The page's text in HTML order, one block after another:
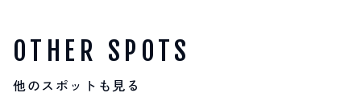
OTHER SPOTS
他のスポットも見る